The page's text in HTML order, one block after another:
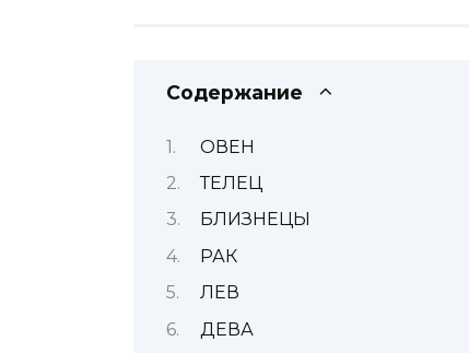
Содержание
ОВЕН
ТЕЛЕЦ
БЛИЗНЕЦЫ
РАК
ЛЕВ
ДЕВА